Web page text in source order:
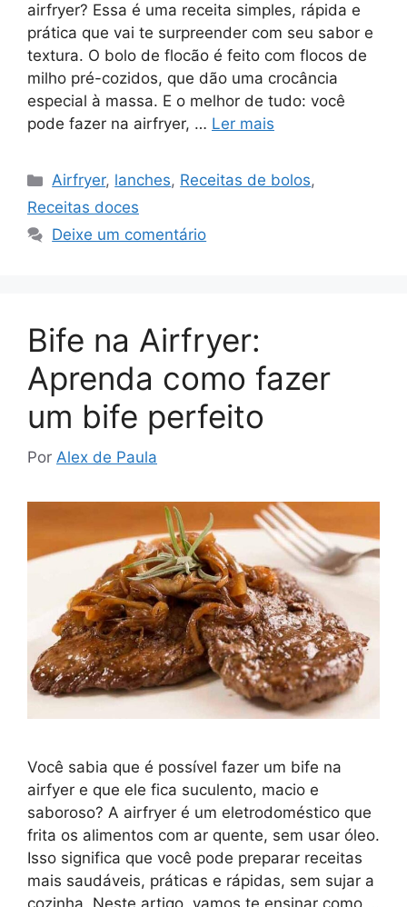
airfryer? Essa é uma receita simples, rápida e
prática que vai te surpreender com seu sabor e
textura. O bolo de flocão é feito com flocos de
milho pré-cozidos, que dão uma crocância
especial à massa. E o melhor de tudo: você
pode fazer na airfryer, … Ler mais
Categorias
Airfryer, lanches, Receitas de bolos,
Receitas doces
Deixe um comentário
Bife na Airfryer:
Aprenda como fazer
um bife perfeito
Por Alex de Paula
Você sabia que é possível fazer um bife na
airfyer e que ele fica suculento, macio e
saboroso? A airfryer é um eletrodoméstico que
frita os alimentos com ar quente, sem usar óleo.
Isso significa que você pode preparar receitas
mais saudáveis, práticas e rápidas, sem sujar a